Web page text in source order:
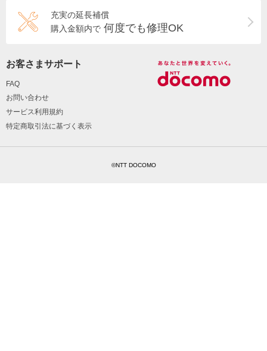
充実の延長補償
購入金額内で 何度でも修理OK
お客さまサポート
FAQ
お問い合わせ
サービス利用規約
特定商取引法に基づく表示
©NTT DOCOMO